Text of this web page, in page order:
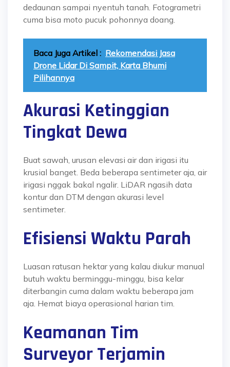
dedaunan sampai nyentuh tanah. Fotogrametri
cuma bisa moto pucuk pohonnya doang.
Baca Juga Artikel : Rekomendasi Jasa
Drone Lidar Di Sampit, Karta Bhumi
Pilihannya
Akurasi Ketinggian
Tingkat Dewa
Buat sawah, urusan elevasi air dan irigasi itu
krusial banget. Beda beberapa sentimeter aja, air
irigasi nggak bakal ngalir. LiDAR ngasih data
kontur dan DTM dengan akurasi level
sentimeter.
Efisiensi Waktu Parah
Luasan ratusan hektar yang kalau diukur manual
butuh waktu berminggu-minggu, bisa kelar
diterbangin cuma dalam waktu beberapa jam
aja. Hemat biaya operasional harian tim.
Keamanan Tim
Surveyor Terjamin